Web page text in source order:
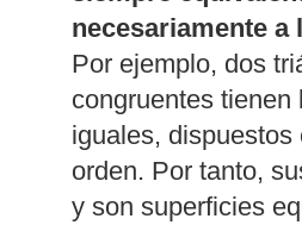
necesariamente a
Por ejemplo, dos
congruentes tienen
iguales, dispuestos
orden. Por tanto,
y son superficies